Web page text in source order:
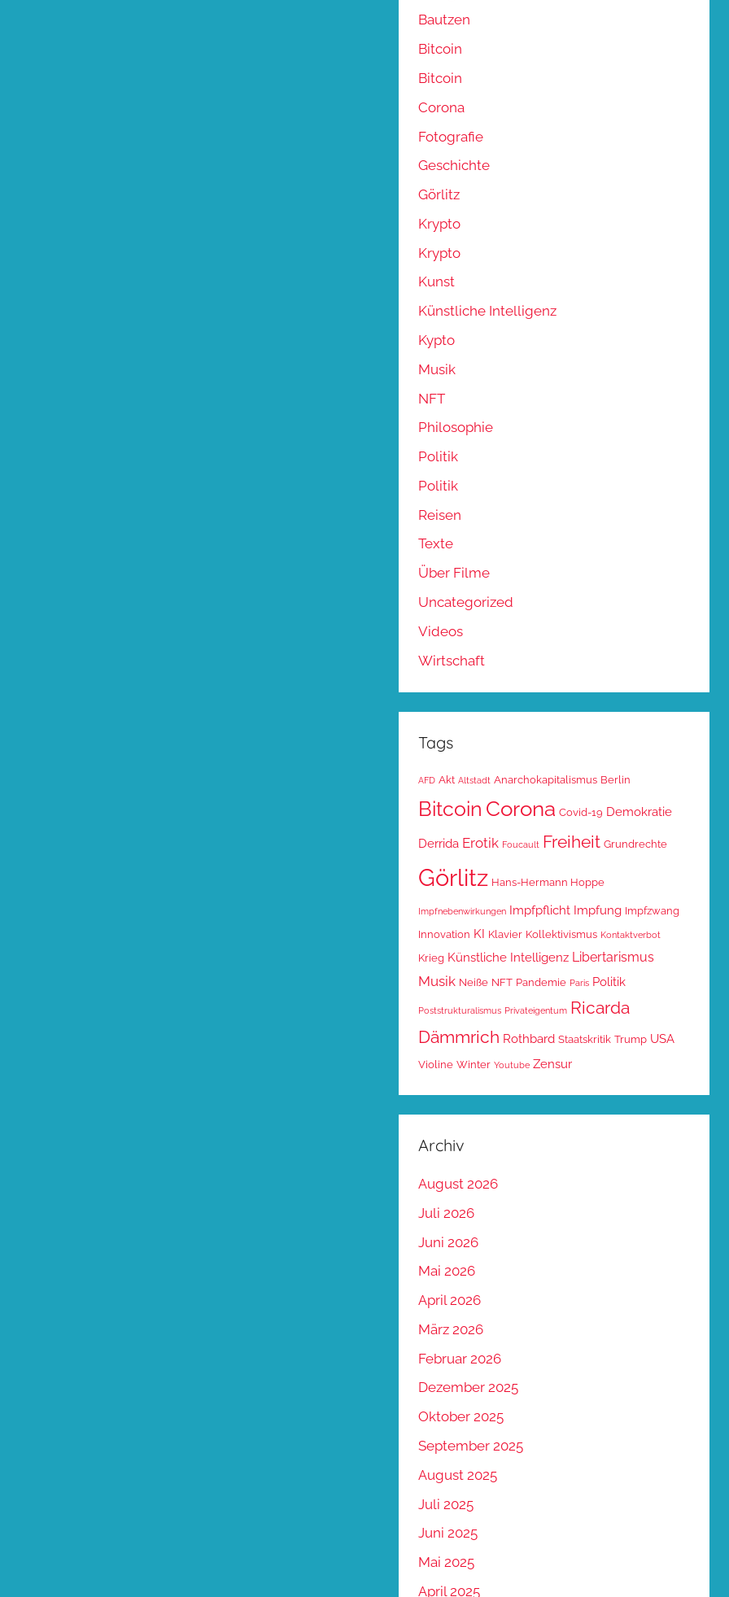
Bautzen
Bitcoin
Bitcoin
Corona
Fotografie
Geschichte
Görlitz
Krypto
Krypto
Kunst
Künstliche Intelligenz
Kypto
Musik
NFT
Philosophie
Politik
Politik
Reisen
Texte
Über Filme
Uncategorized
Videos
Wirtschaft
Tags
AFD Akt Altstadt Anarchokapitalismus Berlin
Bitcoin Corona Covid-19 Demokratie
Derrida Erotik Foucault Freiheit Grundrechte
Görlitz Hans-Hermann Hoppe
Impfnebenwirkungen Impfpflicht Impfung Impfzwang
Innovation KI Klavier Kollektivismus Kontaktverbot
Krieg Künstliche Intelligenz Libertarismus
Musik Neiße NFT Pandemie Paris Politik
Poststrukturalismus Privateigentum Ricarda
Dämmrich Rothbard Staatskritik Trump USA
Violine Winter Youtube Zensur
Archiv
August 2026
Juli 2026
Juni 2026
Mai 2026
April 2026
März 2026
Februar 2026
Dezember 2025
Oktober 2025
September 2025
August 2025
Juli 2025
Juni 2025
Mai 2025
April 2025